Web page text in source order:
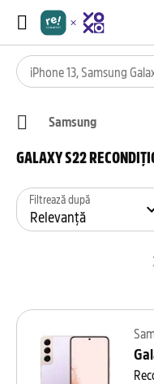
Samsung
GALAXY S22
Filtrează după